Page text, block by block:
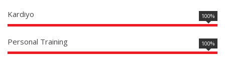
Kardiyo 100%
Personal Training 100%